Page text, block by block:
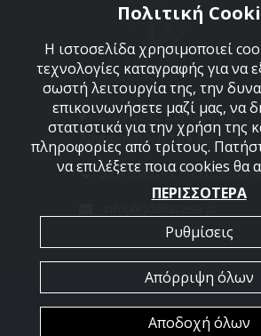
Στεφάνου Σαράφη 36,
Αργυρούπολη 164 52
210 9960427-210
2026 @ All Rights Reserved -
Πολιτική
Η ιστοσελίδα χρησιμοποιεί
τεχνολογίες καταγραφής για να
σωστή λειτουργία της, την
επικοινωνήσετε μαζί μας, να
στατιστικά για την χρήση της
πληροφορίες από τρίτους.
να επιλέξετε ποια cookies θα
ΠΕΡΙΣΣΟΤΕΡΑ
Ρυθμίσεις
Απόρριψη όλων
Αποδοχή όλων